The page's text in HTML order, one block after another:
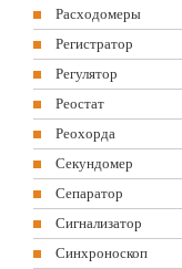
Расходомеры
Регистратор
Регулятор
Реостат
Реохорда
Секундомер
Сепаратор
Сигнализатор
Синхроноскоп